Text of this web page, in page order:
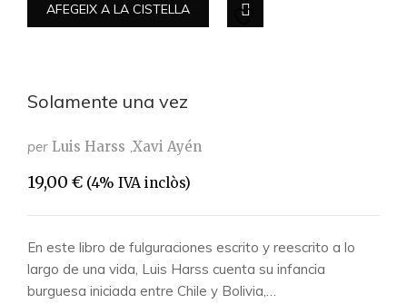
AFEGEIX A LA CISTELLA
Solamente una vez
per Luis Harss Xavi Ayén
19,00 € (4% IVA inclòs)
En este libro de fulguraciones escrito y reescrito a lo
largo de una vida, Luis Harss cuenta su infancia
burguesa iniciada entre Chile y Bolivia,…